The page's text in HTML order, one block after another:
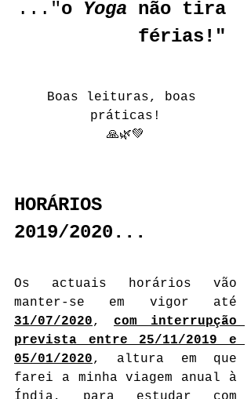
..."o Yoga não tira
férias!"
Boas leituras, boas
práticas!
🙏🌿💚
HORÁRIOS
2019/2020...
Os actuais horários vão
31/07/2020, com interrupção
prevista entre 25/11/2019 e
05/01/2020, altura em que
farei a minha viagem anual à